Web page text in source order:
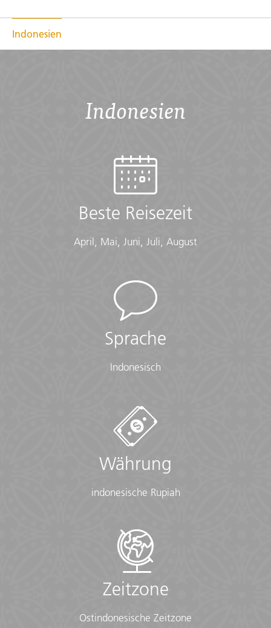
Indonesien
Indonesien
Beste Reisezeit
April, Mai, Juni, Juli, August
Sprache
Indonesisch
Währung
indonesische Rupiah
Zeitzone
Ostindonesische Zeitzone